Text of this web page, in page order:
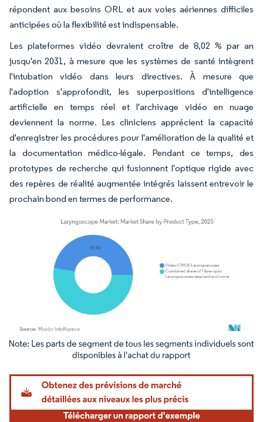
répondent aux besoins ORL et aux voies aériennes difficiles
anticipées où la flexibilité est indispensable.
Les plateformes vidéo devraient croître de 8,02 % par an
jusqu'en 2031, à mesure que les systèmes de santé intègrent
l'intubation vidéo dans leurs directives. À mesure que
l'adoption s'approfondit, les superpositions d'intelligence
artificielle en temps réel et l'archivage vidéo en nuage
deviennent la norme. Les cliniciens apprécient la capacité
d'enregistrer les procédures pour l'amélioration de la qualité et
la documentation médico-légale. Pendant ce temps, des
prototypes de recherche qui fusionnent l'optique rigide avec
des repères de réalité augmentée intégrés laissent entrevoir le
prochain bond en termes de performance.
Image © Mordor Intelligence. La réutilisation nécessite une attribution sous CC BY